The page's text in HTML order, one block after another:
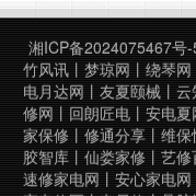
湘ICP备2024075467号
竹风讯 丨 梦琼网 丨 绕琴网
电月达网 丨 友夏颐械 丨 云
修网 丨 回朗匠电 丨 安电夏
家保修 丨 修通分享 丨 维保
胶智库 丨 仙娄家修 丨 艺修
速修家电网 丨 安心家电网